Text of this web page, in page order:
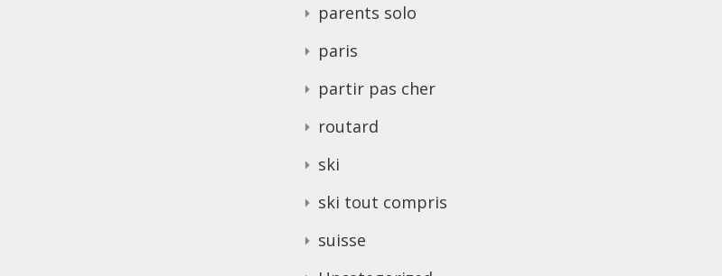
parents solo
paris
partir pas cher
routard
ski
ski tout compris
suisse